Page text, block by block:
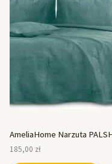
AmeliaHome Narzuta
185,00 zł